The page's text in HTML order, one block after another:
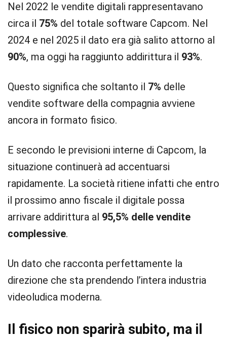
Nel 2022 le vendite digitali rappresentavano
circa il 75% del totale software Capcom. Nel
2024 e nel 2025 il dato era già salito attorno al
90%, ma oggi ha raggiunto addirittura il 93%.
Questo significa che soltanto il 7% delle
vendite software della compagnia avviene
ancora in formato fisico.
E secondo le previsioni interne di Capcom, la
situazione continuerà ad accentuarsi
rapidamente. La società ritiene infatti che entro
il prossimo anno fiscale il digitale possa
arrivare addirittura al 95,5% delle vendite
complessive.
Un dato che racconta perfettamente la
direzione che sta prendendo l’intera industria
videoludica moderna.
Il fisico non sparirà subito, ma il